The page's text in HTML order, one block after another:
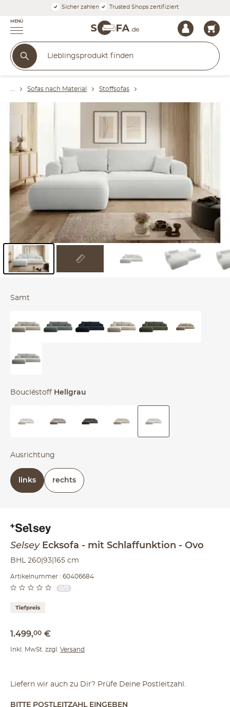
Sicher zahlen Trusted Shops zertifiziert
MENÜ
Sofas nach Material Stoffsofas
Selsey Ecksofa mit Schlaffunktion Ovo
BHL 260|93|165 cm
Artikelnummer : 60406684
0/5
1.499,00 €
Inkl. MwSt. zzgl. Versand
Samt
Boucléstoff Hellgrau
Ausrichtung
links rechts
Liefern wir auch zu Dir? Prüfe Deine Postleitzahl.
BITTE POSTLEITZAHL EINGEBEN